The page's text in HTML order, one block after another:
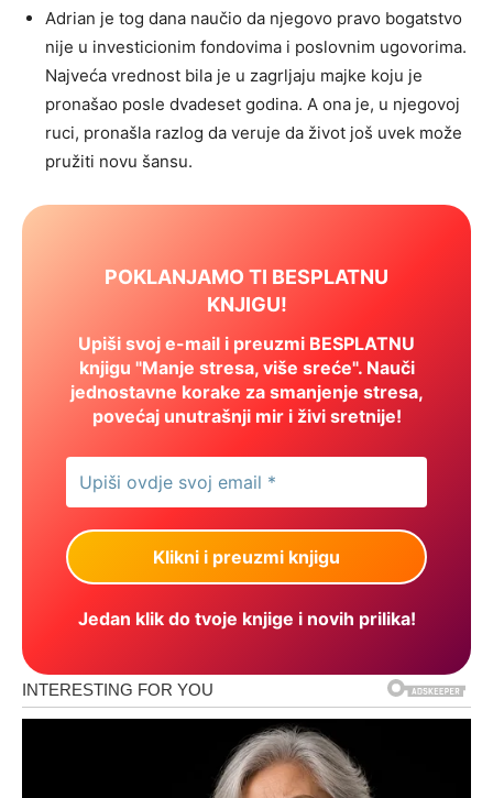
Adrian je tog dana naučio da njegovo pravo bogatstvo
nije u investicionim fondovima i poslovnim ugovorima.
Najveća vrednost bila je u zagrljaju majke koju je
pronašao posle dvadeset godina. A ona je, u njegovoj
ruci, pronašla razlog da veruje da život još uvek može
pružiti novu šansu.
POKLANJAMO TI BESPLATNU
KNJIGU!
Upiši svoj e-mail i preuzmi BESPLATNU
knjigu "Manje stresa, više sreće". Nauči
jednostavne korake za smanjenje stresa,
povećaj unutrašnji mir i živi sretnije!
Jedan klik do tvoje knjige i novih prilika!